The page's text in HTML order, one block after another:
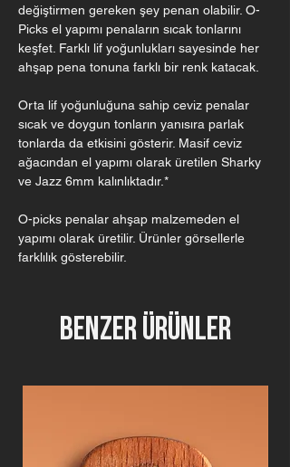
değiştirmen gereken şey penan olabilir. O-
Picks el yapımı penaların sıcak tonlarını
keşfet. Farklı lif yoğunlukları sayesinde her
ahşap pena tonuna farklı bir renk katacak.
Orta lif yoğunluğuna sahip ceviz penalar
sıcak ve doygun tonların yanısıra parlak
tonlarda da etkisini gösterir. Masif ceviz
ağacından el yapımı olarak üretilen Sharky
ve Jazz 6mm kalınlıktadır.*
O-picks penalar ahşap malzemeden el
yapımı olarak üretilir. Ürünler görsellerle
farklılık gösterebilir.
Benzer Ürünler